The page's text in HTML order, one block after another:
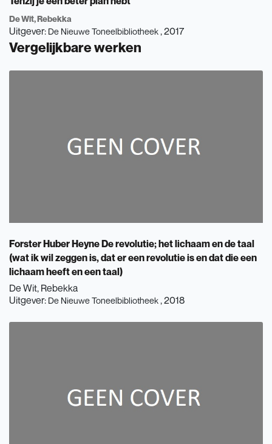
De Wit, Rebekka
Uitgever: De Nieuwe Toneelbibliotheek, 2017
Vergelijkbare werken
Forster Huber Heyne De revolutie; het lichaam en de taal
(wat ik wil zeggen is, dat er een revolutie is en dat die een
lichaam heeft en een taal)
De Wit, Rebekka
Uitgever: De Nieuwe Toneelbibliotheek , 2018